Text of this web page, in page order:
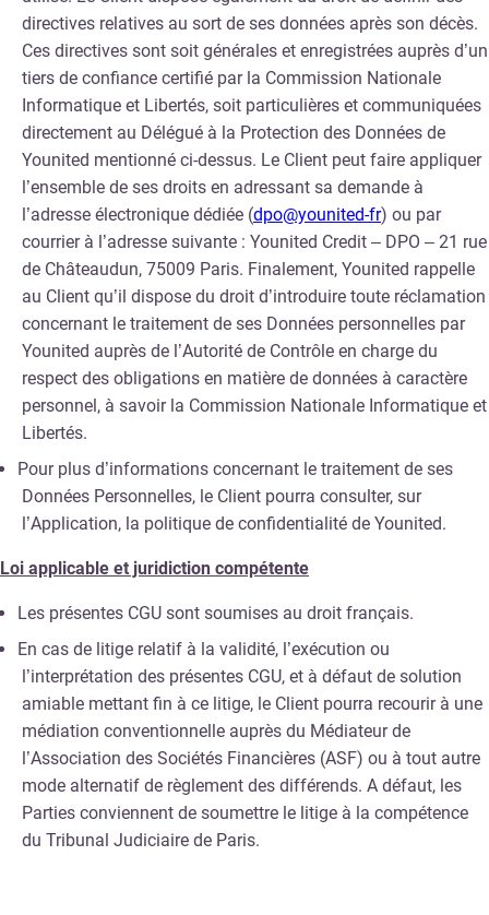
directives relatives au sort de ses données après son décès.
Ces directives sont soit générales et enregistrées auprès d’un
tiers de confiance certifié par la Commission Nationale
Informatique et Libertés, soit particulières et communiquées
directement au Délégué à la Protection des Données de
Younited mentionné ci-dessus. Le Client peut faire appliquer
l’ensemble de ses droits en adressant sa demande à
l’adresse électronique dédiée (dpo@younited-fr) ou par
courrier à l’adresse suivante : Younited Credit – DPO – 21 rue
de Châteaudun, 75009 Paris. Finalement, Younited rappelle
au Client qu’il dispose du droit d’introduire toute réclamation
concernant le traitement de ses Données personnelles par
Younited auprès de l’Autorité de Contrôle en charge du
respect des obligations en matière de données à caractère
personnel, à savoir la Commission Nationale Informatique et
Libertés.
Pour plus d’informations concernant le traitement de ses
Données Personnelles, le Client pourra consulter, sur
l’Application, la politique de confidentialité de Younited.
Loi applicable et juridiction compétente
Les présentes CGU sont soumises au droit français.
En cas de litige relatif à la validité, l’exécution ou
l’interprétation des présentes CGU, et à défaut de solution
amiable mettant fin à ce litige, le Client pourra recourir à une
médiation conventionnelle auprès du Médiateur de
l’Association des Sociétés Financières (ASF) ou à tout autre
mode alternatif de règlement des différends. A défaut, les
Parties conviennent de soumettre le litige à la compétence
du Tribunal Judiciaire de Paris.